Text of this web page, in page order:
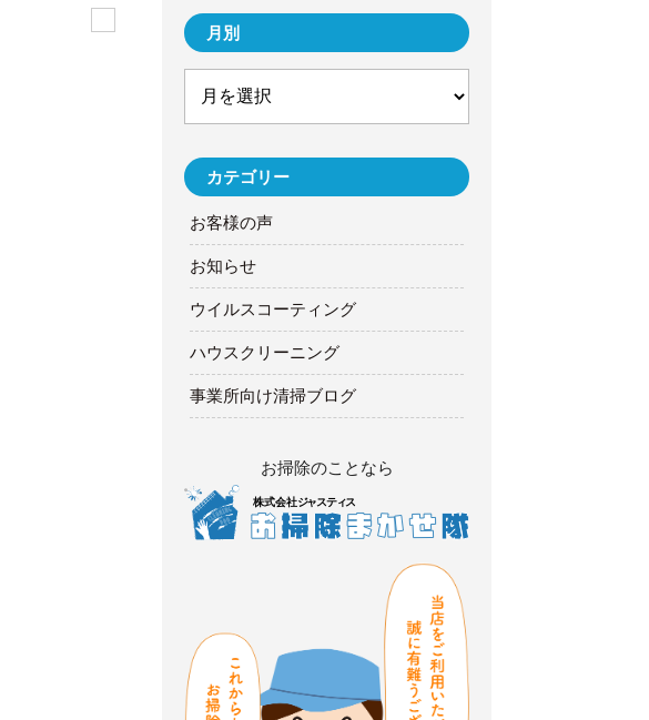
月別
カテゴリー
お客様の声
お知らせ
ウイルスコーティング
ハウスクリーニング
事業所向け清掃ブログ
お掃除のことなら